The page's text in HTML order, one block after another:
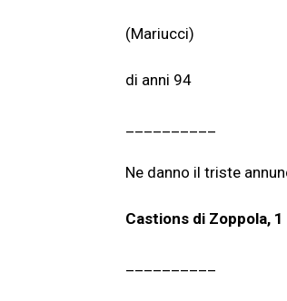
(Mariucci)
di anni 94
Ne danno il triste
Castions di Zoppola,